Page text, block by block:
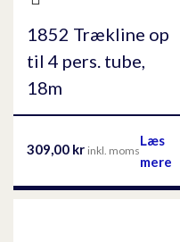
1852 Trækline op
til 4 pers. tube,
18m
309,00 kr inkl. moms
Læs
mere